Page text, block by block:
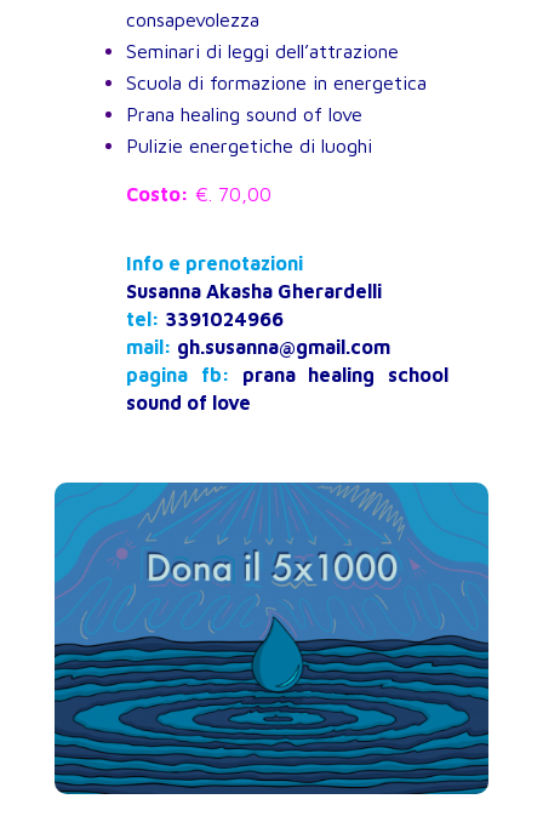
consapevolezza
Seminari di leggi dell’attrazione
Scuola di formazione in energetica
Prana healing sound of love
Pulizie energetiche di luoghi
Costo: €. 70,00
Info e prenotazioni
Susanna Akasha Gherardelli
tel: 3391024966
mail: gh.susanna@gmail.com
pagina fb:
prana healing school
sound of love